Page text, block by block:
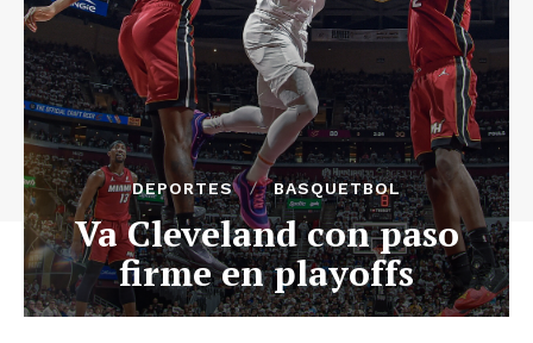
DEPORTES BASQUETBOL
Va Cleveland con paso
firme en playoffs